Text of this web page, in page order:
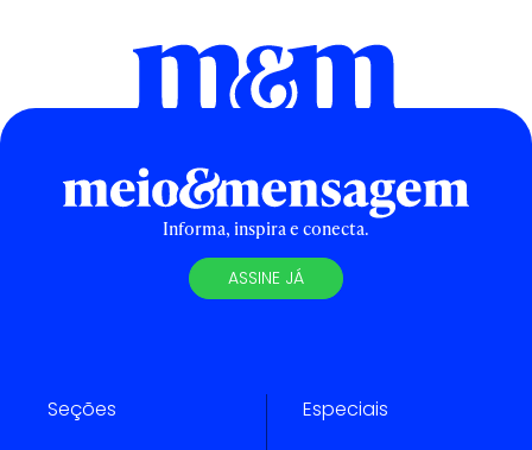
Informa, inspira e conecta.
ASSINE JÁ
Seções Especiais